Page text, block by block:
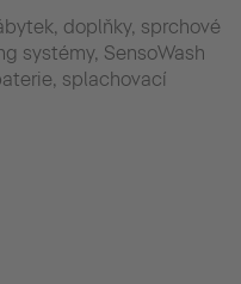
doplňky, sprchové
systémy, SensoWash
splachovací